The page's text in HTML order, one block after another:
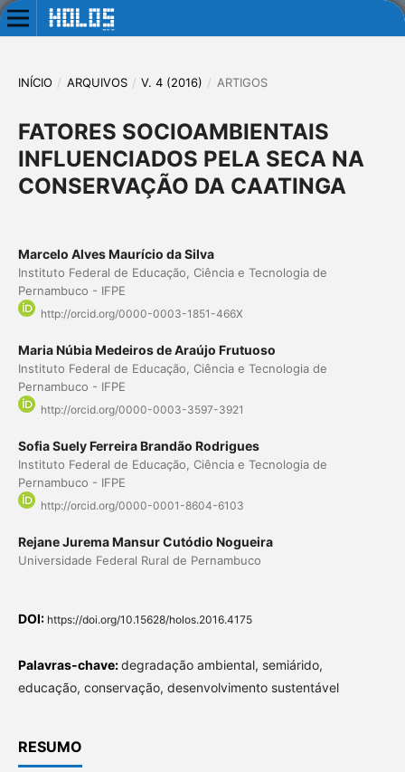
INÍCIO / ARQUIVOS / V. 4 (2016) / ARTIGOS
FATORES SOCIOAMBIENTAIS
INFLUENCIADOS PELA SECA NA
CONSERVAÇÃO DA CAATINGA
Marcelo Alves Maurício da Silva
Instituto Federal de Educação, Ciência e Tecnologia de
Pernambuco - IFPE
http://orcid.org/0000-0003-1851-466X
Maria Núbia Medeiros de Araújo Frutuoso
Instituto Federal de Educação, Ciência e Tecnologia de
Pernambuco - IFPE
http://orcid.org/0000-0003-3597-3921
Sofia Suely Ferreira Brandão Rodrigues
Instituto Federal de Educação, Ciência e Tecnologia de
Pernambuco - IFPE
http://orcid.org/0000-0001-8604-6103
Rejane Jurema Mansur Cutódio Nogueira
Universidade Federal Rural de Pernambuco
DOI: https://doi.org/10.15628/holos.2016.4175
Palavras-chave:degradação ambiental, semiárido,
educação, conservação, desenvolvimento sustentável
RESUMO